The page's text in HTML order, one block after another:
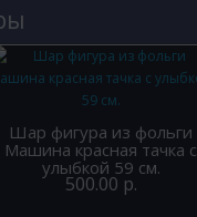
Шар фигура из фольги
Машина красная тачка с
улыбкой 59 см.
500.00 р.